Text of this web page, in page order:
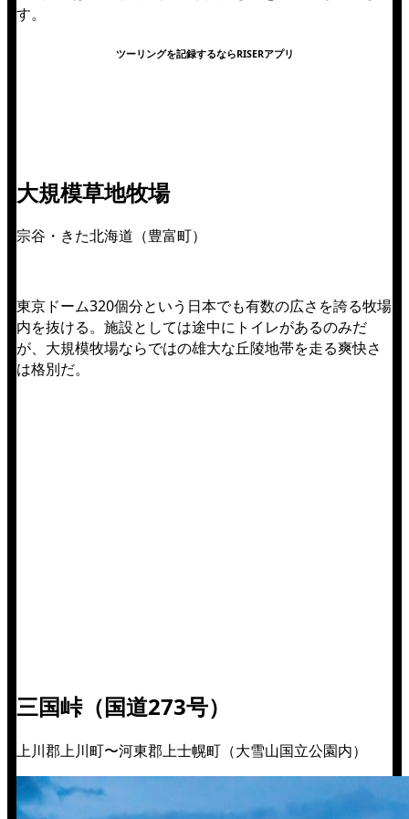
す。
ツーリングを記録するならRISERアプリ
大規模草地牧場
宗谷・きた北海道（豊富町）
東京ドーム320個分という日本でも有数の広さを誇る牧場
内を抜ける。施設としては途中にトイレがあるのみだ
が、大規模牧場ならではの雄大な丘陵地帯を走る爽快さ
は格別だ。
三国峠（国道273号）
上川郡上川町〜河東郡上士幌町（大雪山国立公園内）